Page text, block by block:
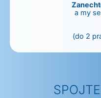
a my
(do 2